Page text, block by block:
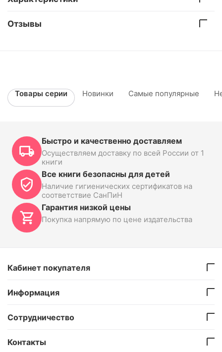
Отзывы
Товары серии Новинки Самые популярные
Быстро и качественно доставляем
Осуществляем доставку по всей России от 1
книги
Все книги безопасны для детей
Наличие гигиенических сертификатов на
соответствие СанПиН
Гарантия низкой цены
Покупка напрямую по цене издательства
Кабинет покупателя
Информация
Сотрудничество
Контакты